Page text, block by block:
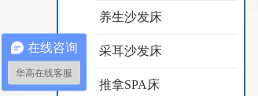
养生沙发床
采耳沙发床
推拿SPA床
在线咨询
华高在线客服